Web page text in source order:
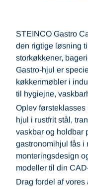
STEINCO Gastro
den rigtige løsning
storkøkkener,
Gastro-hjul er
køkkenmøbler i
til hygiejne,
Oplev førsteklasses
hjul i rustfrit stål,
vaskbar og holdbar
gastronomihjul fås i
monteringsdesign
modeller til din
Drag fordel af vores